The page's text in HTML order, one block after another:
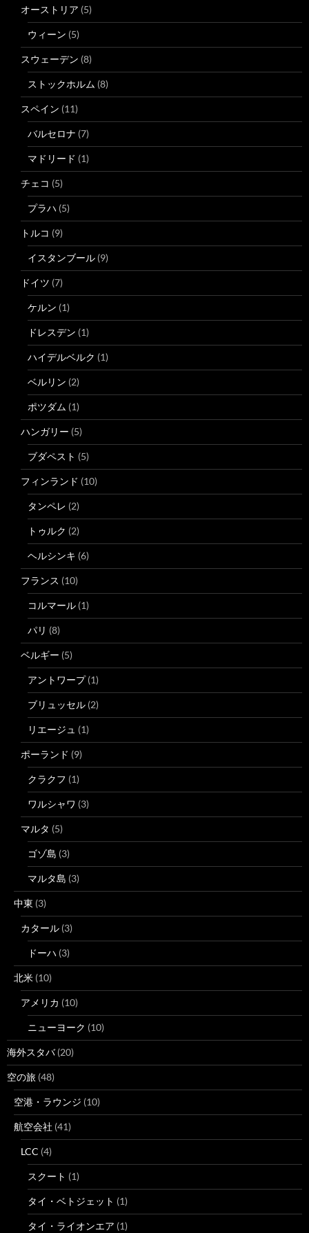
オーストリア (5)
ウィーン (5)
スウェーデン (8)
ストックホルム (8)
スペイン (11)
バルセロナ (7)
マドリード (1)
チェコ (5)
プラハ (5)
トルコ (9)
イスタンブール (9)
ドイツ (7)
ケルン (1)
ドレスデン (1)
ハイデルベルク (1)
ベルリン (2)
ポツダム (1)
ハンガリー (5)
ブダペスト (5)
フィンランド (10)
タンペレ (2)
トゥルク (2)
ヘルシンキ (6)
フランス (10)
コルマール (1)
パリ (8)
ベルギー (5)
アントワープ(1)
ブリュッセル (2)
リエージュ (1)
ポーランド (9)
クラクフ (1)
ワルシャワ (3)
マルタ (5)
ゴゾ島 (3)
マルタ島 (3)
中東 (3)
カタール (3)
ドーハ (3)
北米 (10)
アメリカ (10)
ニューヨーク (10)
海外スタバ(20)
空の旅 (48)
空港・ラウンジ (10)
航空会社 (41)
LCC (4)
スクート (1)
タイ・ベトジェット (1)
タイ・ライオンエア (1)